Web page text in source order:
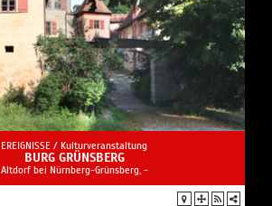
EREIGNISSE / Kulturveranstaltung
BURG GRÜNSBERG
Altdorf bei Nürnberg-Grünsberg, -